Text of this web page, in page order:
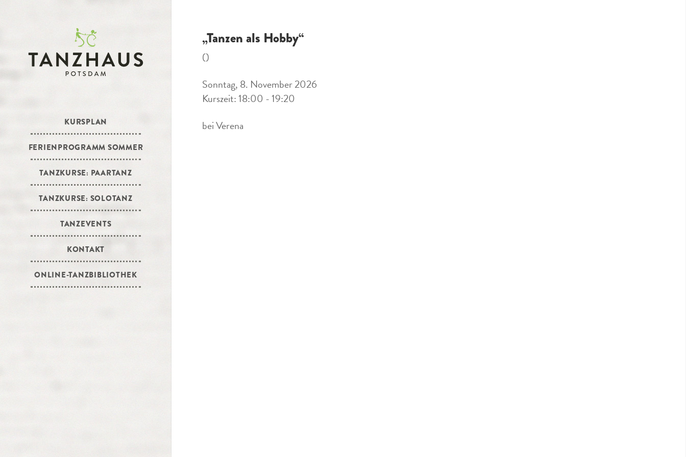
KURSPLAN
FERIENPROGRAMM SOMMER
TANZKURSE: PAARTANZ
TANZKURSE: SOLOTANZ
TANZEVENTS
KONTAKT
ONLINE-TANZBIBLIOTHEK
„Tanzen als Hobby“
()
Sonntag, 8. November 2026
Kurszeit: 18:00 - 19:20
bei Verena